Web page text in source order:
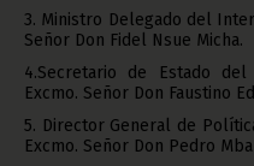
3. Ministro Delegado del
Señor Don Fidel Nsue Micha.
4.Secretario de Estado
Excmo. Señor Don Faustino
5. Director General de
Excmo. Señor Don Pedro